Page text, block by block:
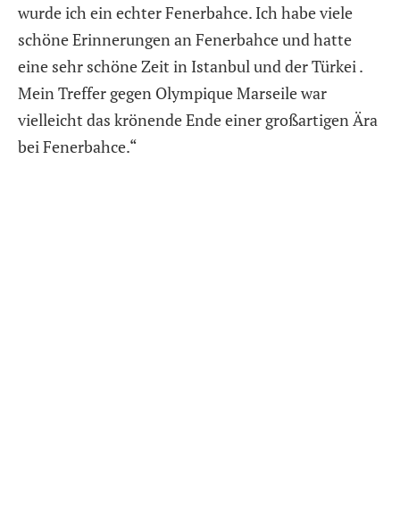
wurde ich ein echter Fenerbahce. Ich habe viele
schöne Erinnerungen an Fenerbahce und hatte
eine sehr schöne Zeit in Istanbul und der Türkei .
Mein Treffer gegen Olympique Marseile war
vielleicht das krönende Ende einer großartigen Ära
bei Fenerbahce.“